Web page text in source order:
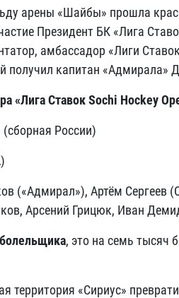
арены «Шайбы» прошла
Президент БК «Лига
амбассадор «Лиги
получил капитан «Адмирала»
«Лига Ставок Sochi Hockey
России)
(«Адмирал»), Артём Сергеев
Арсений Грицюк, Иван
, это на семь тысяч
территория «Сириус»